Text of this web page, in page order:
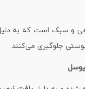
و سبک است که به
جلوگیری می‌کنند.